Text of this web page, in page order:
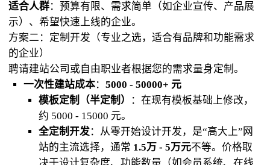
适合人群：预算有限、需求简单（如企业宣传、产品展
示）、希望快速上线的企业。
方案二：定制开发（专业之选，适合有品牌和功能需求
的企业）
聘请建站公司或自由职业者根据您的需求量身定制。
一次性建站成本： 5000 - 50000+ 元
模板定制（半定制）
：在现有模板基础上修改，
约 5000 - 15000 元。
全定制开发：从零开始设计开发，是“高大上”网
站的主流选择，通常 1.5万 - 5万元不等。价格取